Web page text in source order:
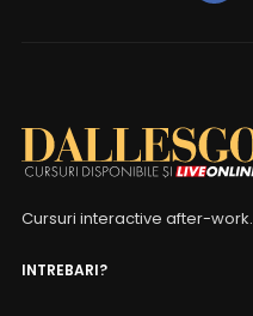
Cursuri interactive after-work.
INTREBARI?